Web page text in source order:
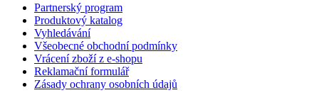
Partnerský program
Produktový katalog
Vyhledávání
Všeobecné obchodní podmínky
Vrácení zboží z e-shopu
Reklamační formulář
Zásady ochrany osobních údajů